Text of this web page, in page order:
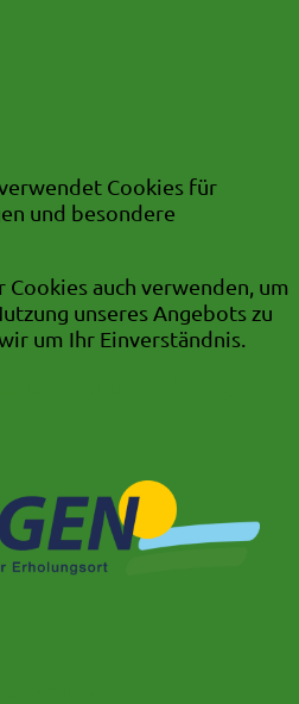
Cookies für
und besondere
auch verwenden, um
unseres Angebots zu
um Ihr Einverständnis.